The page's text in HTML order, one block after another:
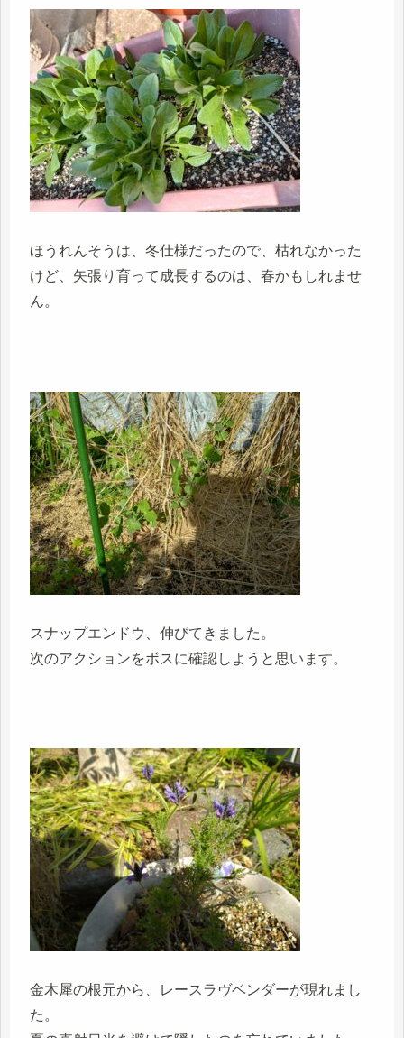
ほうれんそうは、冬仕様だったので、枯れなかった
けど、矢張り育って成長するのは、春かもしれませ
ん。
スナップエンドウ、伸びてきました。
次のアクションをボスに確認しようと思います。
金木犀の根元から、レースラヴベンダーが現れまし
た。